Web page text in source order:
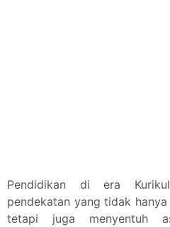
Pendidikan di era
pendekatan yang tidak
tetapi juga menyentuh